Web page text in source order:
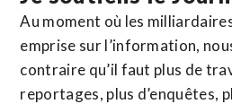
Au moment où les
emprise sur l’information,
contraire qu’il faut plus de
reportages, plus d’enquêtes,